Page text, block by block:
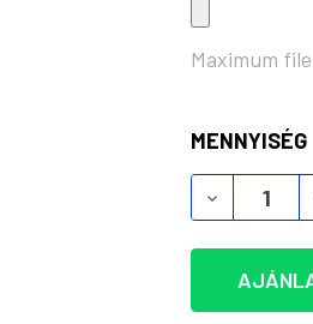
Maximum
KÉSZLET:
MENNYISÉG